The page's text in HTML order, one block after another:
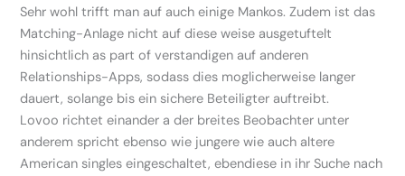
Sehr wohl trifft man auf auch einige Mankos. Zudem ist das
Matching-Anlage nicht auf diese weise ausgetuftelt
hinsichtlich as part of verstandigen auf anderen
Relationships-Apps, sodass dies moglicherweise langer
dauert, solange bis ein sichere Beteiligter auftreibt.
Lovoo richtet einander a der breites Beobachter unter
anderem spricht ebenso wie jungere wie auch altere
American singles eingeschaltet, ebendiese in ihr Suche nach